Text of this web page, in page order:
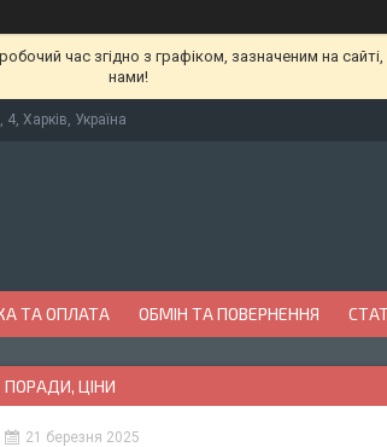
час згідно з графіком, зазначеним на
нами!
Харків, Україна
ТА ОПЛАТА ОБМІН ТА ПОВЕРНЕННЯ
ПОРАДИ, ЦІНИ
21 березня 2025